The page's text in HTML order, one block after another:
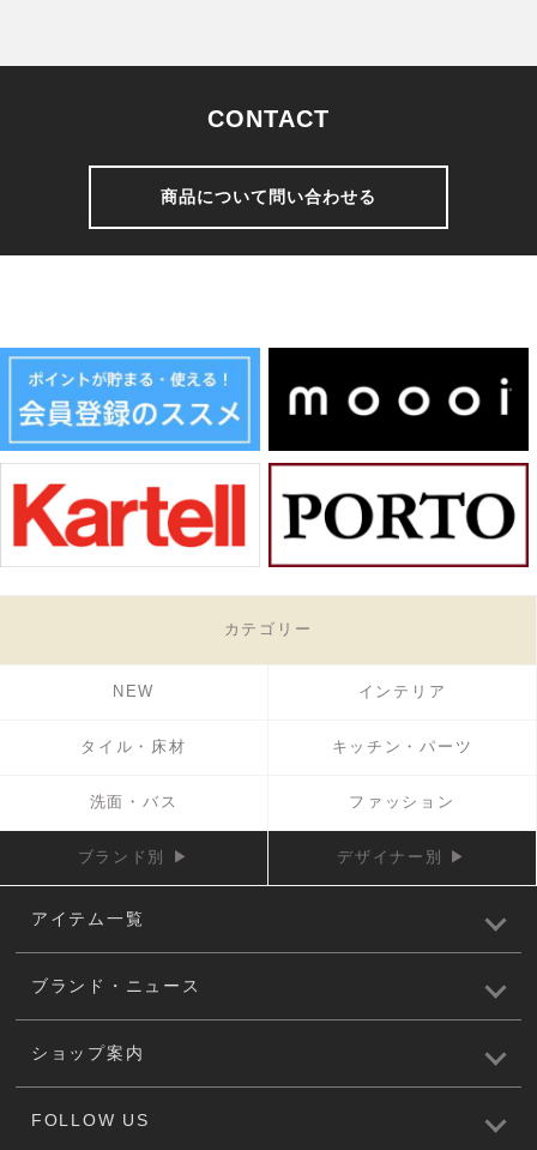
CONTACT
商品について問い合わせる
カテゴリー
NEW インテリア
タイル・床材 キッチン・パーツ
洗面・バス ファッション
ブランド別 ▶ デザイナー別 ▶
アイテム一覧
ブランド・ニュース
ショップ案内
FOLLOW US